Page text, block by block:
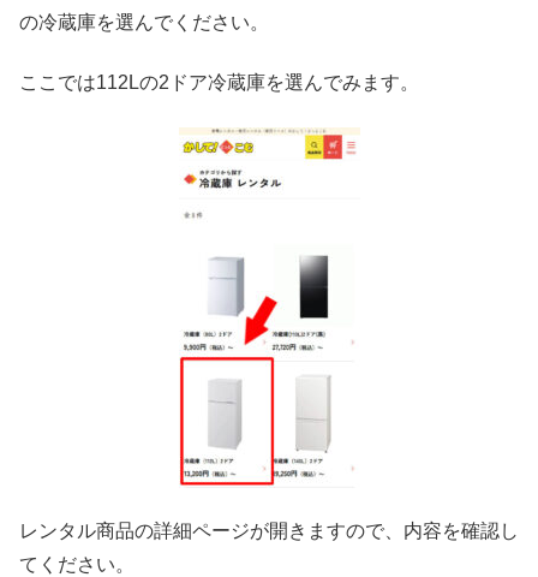
の冷蔵庫を選んでください。
ここでは112Lの2ドア冷蔵庫を選んでみます。
レンタル商品の詳細ページが開きますので、内容を確認し
てください。